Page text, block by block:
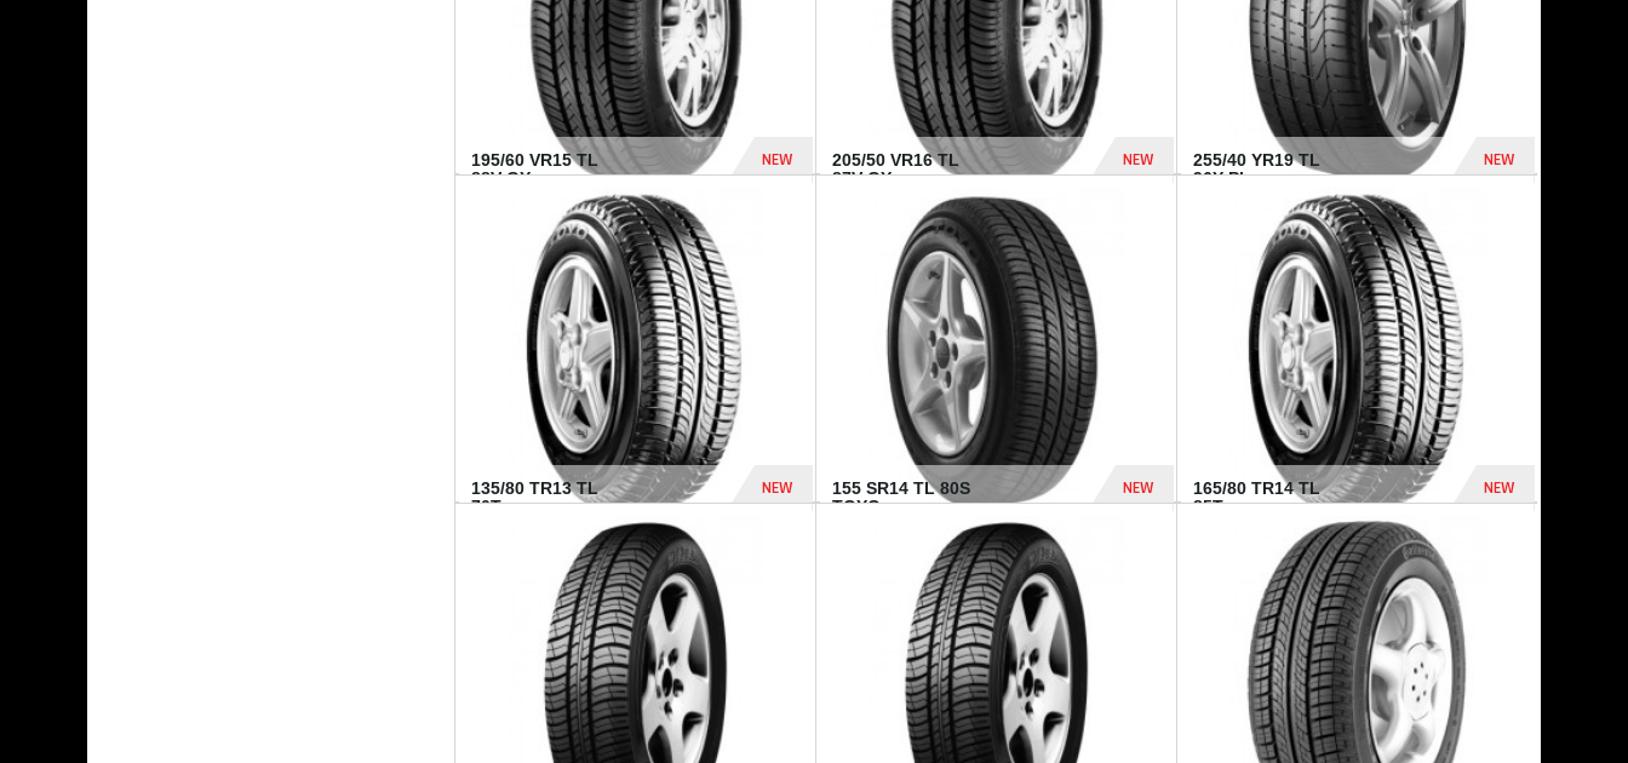
195/60 VR15 TL
88V GY...
NEW
205/50 VR16 TL
87V GY...
NEW
255/40 YR19 TL
96Y PI...
NEW
1 771 Dhs
135/80 TR13 TL
70T...
NEW
155 SR14 TL 80S
TOYO...
NEW
165/80 TR14 TL
85T...
NEW
458 Dhs